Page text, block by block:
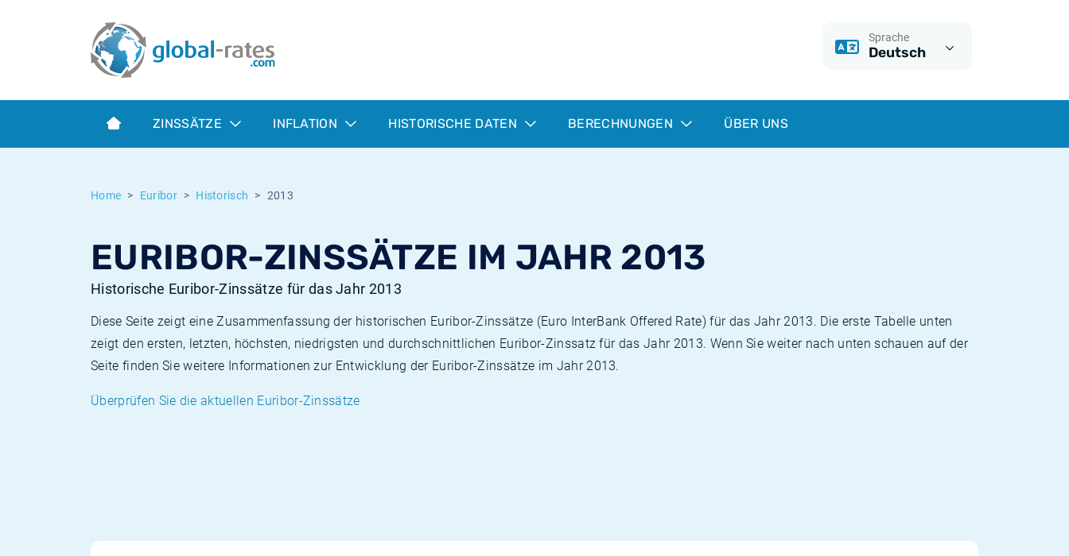
Sprache
Deutsch
ZINSSÄTZE INFLATION HISTORISCHE DATEN BERECHNUNGEN ÜBER UNS
Home Euribor Historisch 2013
EURIBOR-ZINSSÄTZE IM JAHR 2013
Historische Euribor-Zinssätze für das Jahr 2013
Diese Seite zeigt eine Zusammenfassung der historischen Euribor-Zinssätze (Euro InterBank Offered Rate) für das Jahr 2013. Die erste Tabelle unten
zeigt den ersten, letzten, höchsten, niedrigsten und durchschnittlichen Euribor-Zinssatz für das Jahr 2013. Wenn Sie weiter nach unten schauen auf der
Seite finden Sie weitere Informationen zur Entwicklung der Euribor-Zinssätze im Jahr 2013.
Überprüfen Sie die aktuellen Euribor-Zinssätze
Term SOFR
Was ist die VPI-Inflation?
Was ist die HVPI-Inflation?
Schweizerische inflation
Historische Euribor-Sätze
Historische ESTER-Sätze
Historische Inflationsraten
Inflationsrechner